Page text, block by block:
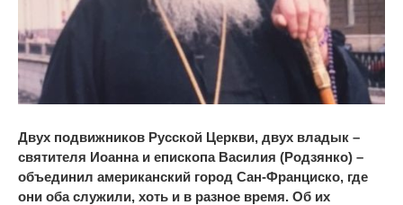
Двух подвижников Русской Церкви, двух владык –
святителя Иоанна и епископа Василия (Родзянко) –
объединил американский город Сан-Франциско, где
они оба служили, хоть и в разное время. Об их